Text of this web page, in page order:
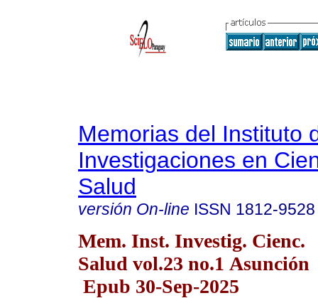
Memorias del Instituto
Investigaciones en
Salud
versión On-line ISSN 1812-9528
Mem. Inst. Investig. Cienc.
Salud vol.23 no.1 Asunción
Epub 30-Sep-2025